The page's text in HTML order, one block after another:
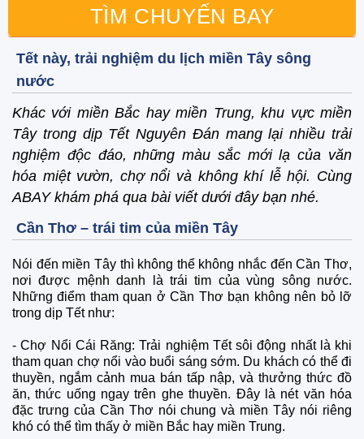
TÌM CHUYẾN BAY
Tết này, trải nghiệm du lịch miền Tây sông
nước
Khác với miền Bắc hay miền Trung, khu vực miền
Tây trong dịp Tết Nguyên Đán mang lại nhiều trải
nghiệm độc đáo, những màu sắc mới lạ của văn
hóa miệt vườn, chợ nổi và không khí lễ hội. Cùng
ABAY khám phá qua bài viết dưới đây bạn nhé.
Cần Thơ – trái tim của miền Tây
Nói đến miền Tây thì không thể không nhắc đến Cần Thơ,
nơi được mệnh danh là trái tim của vùng sông nước.
Những điểm tham quan ở Cần Thơ bạn không nên bỏ lỡ
trong dịp Tết như:
- Chợ Nổi Cái Răng: Trải nghiệm Tết sôi động nhất là khi
tham quan chợ nổi vào buổi sáng sớm. Du khách có thể đi
thuyền, ngắm cảnh mua bán tấp nập, và thưởng thức đồ
ăn, thức uống ngay trên ghe thuyền. Đây là nét văn hóa
đặc trưng của Cần Thơ nói chung và miền Tây nói riêng
khó có thể tìm thấy ở miền Bắc hay miền Trung.